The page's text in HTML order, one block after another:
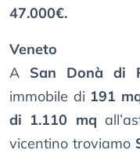
47.000€.
Veneto
A San Donà di
immobile di 191
di 1.110 mq
vicentino troviamo